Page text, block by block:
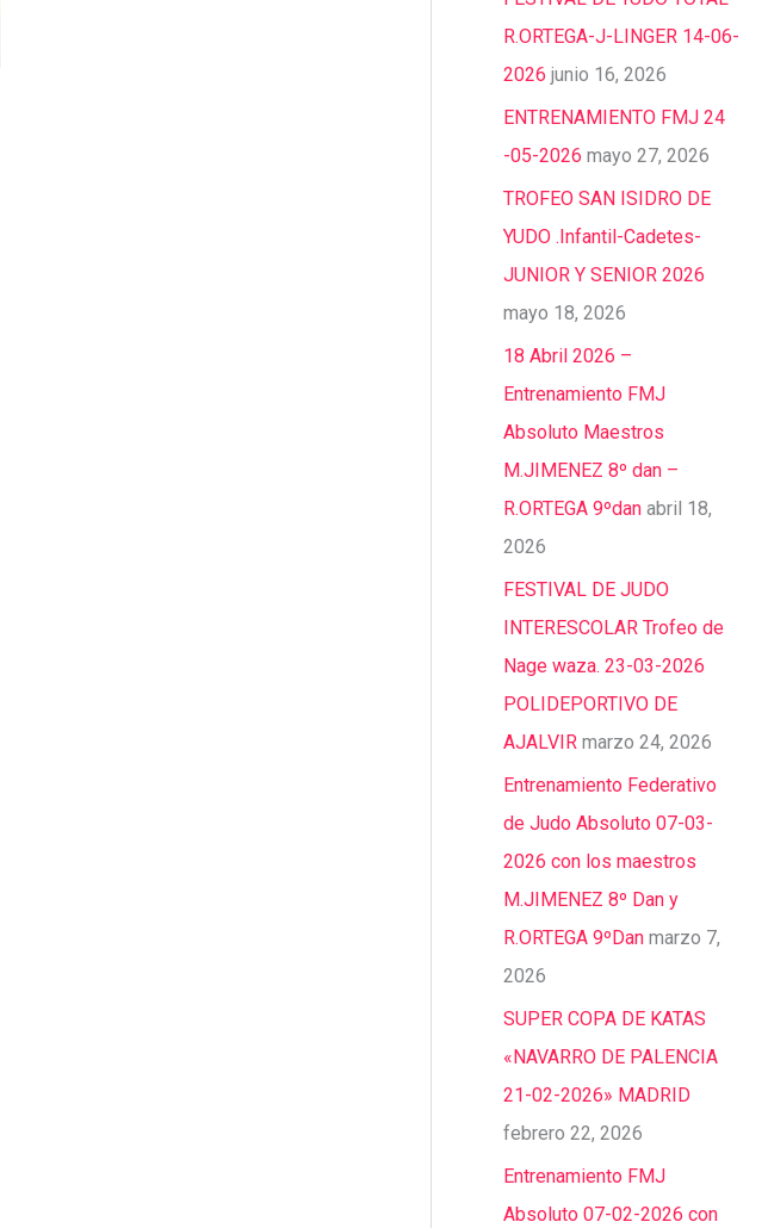
R.ORTEGA-J-LINGER 14-06-
2026 junio 16, 2026
ENTRENAMIENTO FMJ 24
-05-2026 mayo 27, 2026
TROFEO SAN ISIDRO DE
YUDO .Infantil-Cadetes-
JUNIOR Y SENIOR 2026
mayo 18, 2026
18 Abril 2026 –
Entrenamiento FMJ
Absoluto Maestros
M.JIMENEZ 8º dan –
R.ORTEGA 9ºdan abril 18,
2026
FESTIVAL DE JUDO
INTERESCOLAR Trofeo de
Nage waza. 23-03-2026
POLIDEPORTIVO DE
AJALVIR marzo 24, 2026
Entrenamiento Federativo
de Judo Absoluto 07-03-
2026 con los maestros
M.JIMENEZ 8º Dan y
R.ORTEGA 9ºDan marzo 7,
2026
SUPER COPA DE KATAS
«NAVARRO DE PALENCIA
21-02-2026» MADRID
febrero 22, 2026
Entrenamiento FMJ
Absoluto 07-02-2026 con